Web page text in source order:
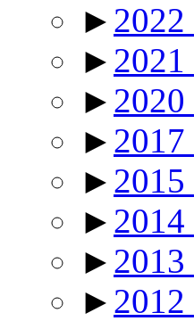
► 2022
► 2021
► 2020
► 2017
► 2015
► 2014
► 2013
► 2012